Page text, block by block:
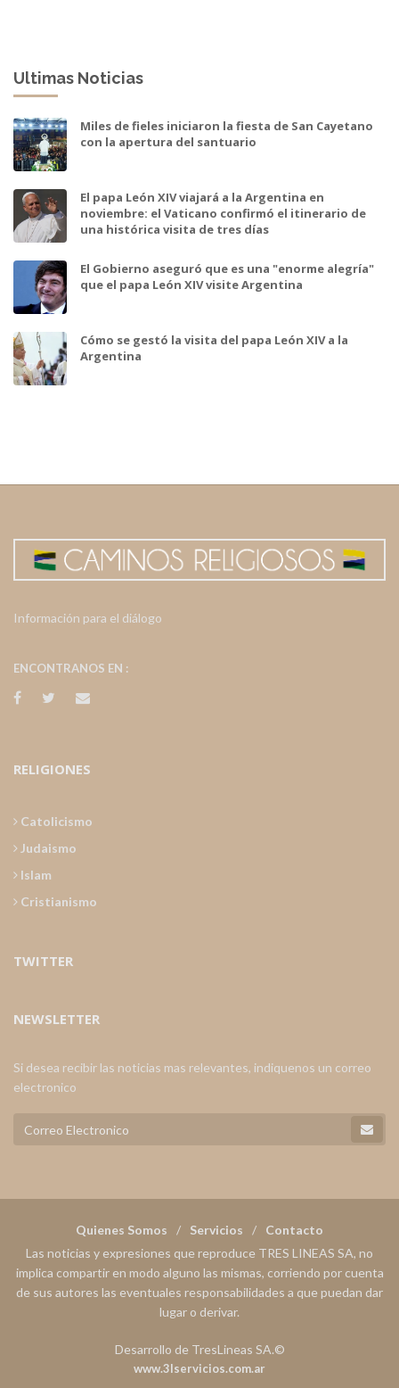
Ultimas Noticias
Miles de fieles iniciaron la fiesta de San Cayetano
con la apertura del santuario
El papa León XIV viajará a la Argentina en
noviembre: el Vaticano confirmó el itinerario de
una histórica visita de tres días
El Gobierno aseguró que es una "enorme alegría"
que el papa León XIV visite Argentina
Cómo se gestó la visita del papa León XIV a la
Argentina
Información para el diálogo
ENCONTRANOS EN :
RELIGIONES
Catolicismo
Judaismo
Islam
Cristianismo
TWITTER
NEWSLETTER
Si desea recibir las noticias mas relevantes, indiquenos un correo
electronico
Quienes Somos Servicios
Contacto
Las noticias y expresiones que reproduce TRES LINEAS SA, no
implica compartir en modo alguno las mismas, corriendo por cuenta
de sus autores las eventuales responsabilidades a que puedan dar
lugar o derivar.
Desarrollo de TresLineas SA.©
www.3lservicios.com.ar